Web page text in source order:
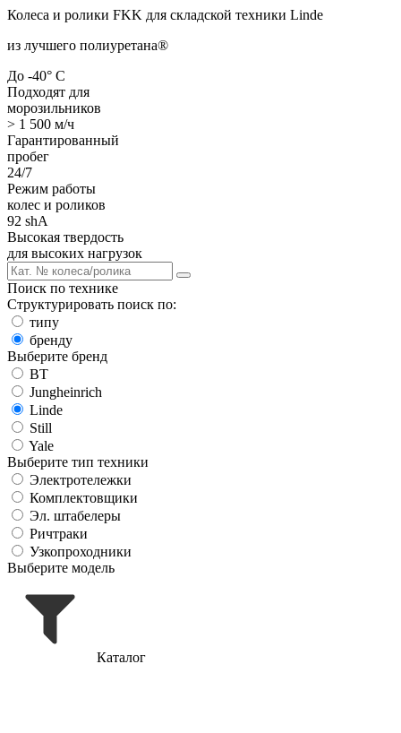
Колеса и ролики FKK для складской техники Linde
из лучшего полиуретана®
До -40° С
Подходят для
морозильников
> 1 500 м/ч
Гарантированный
пробег
24/7
Режим работы
колес и роликов
92 shA
Высокая твердость
для высоких нагрузок
Поиск по технике
Структурировать поиск по:
типу
бренду
Выберите бренд
BT
Jungheinrich
Linde
Still
Yale
Выберите тип техники
Электротележки
Комплектовщики
Эл. штабелеры
Ричтраки
Узкопроходники
Выберите модель
Каталог